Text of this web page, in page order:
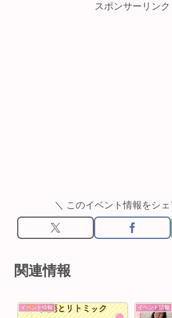
スポンサーリンク
＼ このイベント情報をシェ
関連情報
イベント情報 イベント情報